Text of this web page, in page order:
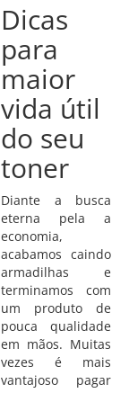
Dicas
para
maior
vida útil
do seu
toner
Diante a busca
eterna pela a
economia,
acabamos caindo
armadilhas e
terminamos com
um produto de
pouca qualidade
em mãos. Muitas
vezes é mais
vantajoso pagar